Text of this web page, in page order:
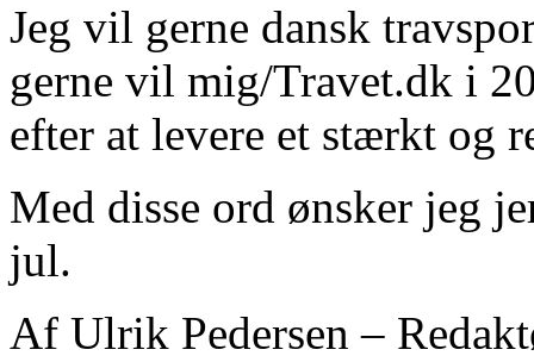
Jeg vil gerne dansk
gerne vil mig/Travet.dk i
efter at levere et stærkt og
Med disse ord ønsker jeg
jul.
Af Ulrik Pedersen –